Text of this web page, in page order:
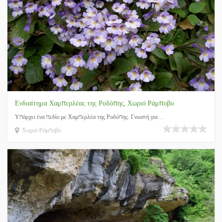
Ενδιαίτημα Χαμπερλέας της Ροδόπης, Χωριό Ράμποβο
Υπάρχει ένα πεδίο με Χαμπερλέα της Ροδόπης. Γνωστή για ...
Χωριό Ράμποβο